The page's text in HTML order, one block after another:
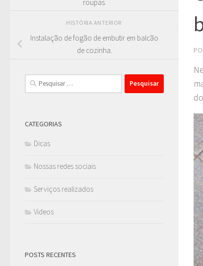
roupas.
HISTÓRIA ANTERIOR
Instalação de fogão de embutir em balcão
de cozinha.
Pesquisar
por:
CATEGORIAS
Dicas
Nossas redes sociais
Serviços realizados
Videos
POSTS RECENTES